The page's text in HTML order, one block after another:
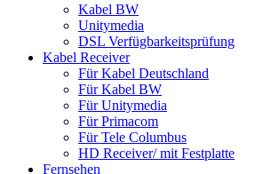
Kabel BW
Unitymedia
DSL Verfügbarkeitsprüfung
Kabel Receiver
Für Kabel Deutschland
Für Kabel BW
Für Unitymedia
Für Primacom
Für Tele Columbus
HD Receiver/ mit Festplatte
Fernsehen